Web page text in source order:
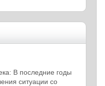
В последние годы
ситуации со